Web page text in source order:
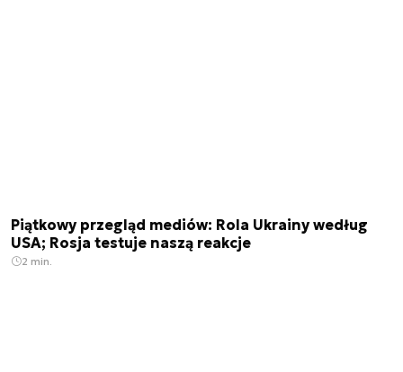
Piątkowy przegląd mediów: Rola Ukrainy według
USA; Rosja testuje naszą reakcje
2 min.